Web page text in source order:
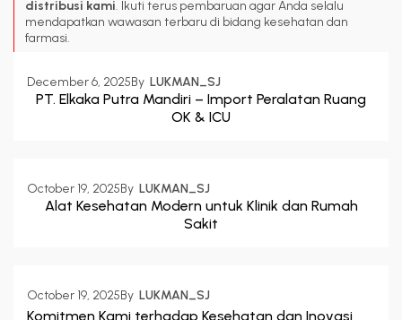
distribusi kami. Ikuti terus pembaruan agar Anda selalu
mendapatkan wawasan terbaru di bidang kesehatan dan
farmasi.
December 6, 2025By LUKMAN_SJ
PT. Elkaka Putra Mandiri – Import Peralatan Ruang
OK & ICU
October 19, 2025By LUKMAN_SJ
Alat Kesehatan Modern untuk Klinik dan Rumah
Sakit
October 19, 2025By LUKMAN_SJ
Komitmen Kami terhadap Kesehatan dan Inovasi